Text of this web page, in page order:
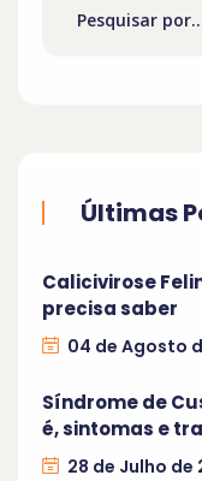
Últimas
Calicivirose
precisa saber
04 de Agosto
Síndrome de
é, sintomas e
28 de Julho de